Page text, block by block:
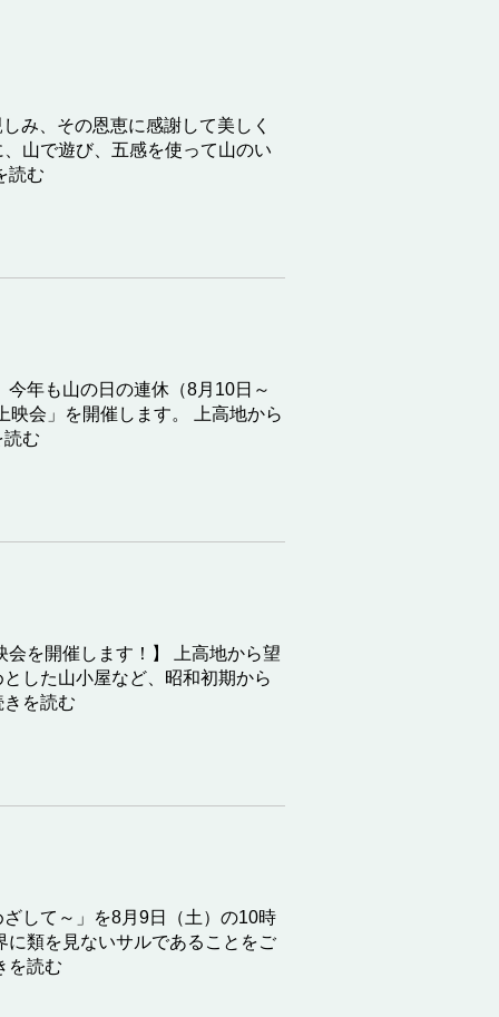
み、その恩恵に感謝して美しく
山で遊び、五感を使って山のい
む
年も山の日の連休（8月10日～
映会」を開催します。 上高地から
む
を開催します！】 上高地から望
した山小屋など、昭和初期から
を読む
して～」を8月9日（土）の10時
類を見ないサルであることをご
読む